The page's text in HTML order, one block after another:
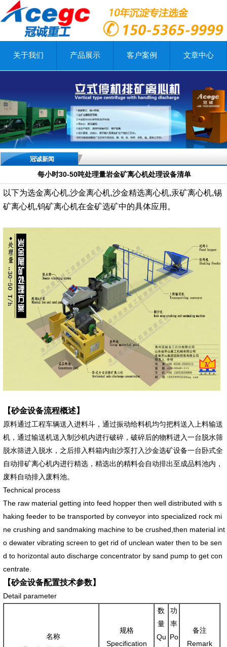
关于我们 产品展示 客户案例 文章中心
冠诚新闻
每小时30-50吨处理量岩金矿离心机处理设备清单
以下为选金离心机,沙金离心机,沙金精选离心机,汞矿离心机,锡
矿离心机,钨矿离心机在金矿选矿中的具体应用。
【砂金设备流程概述】
原料通过工程车辆送入进料斗，通过振动给料机均匀把料送入上料输送
机，通过输送机送入制沙机内进行破碎，破碎后的物料进入一台脱水筛
脱水筛进入脱水，之后排入料箱内由沙泵打入沙金选矿设备一台卧式全
自动排矿离心机内进行精选，精选出的精料会自动排出至成品料池内，
废料自动排入废料池。
Technical process
The raw material getting into feed hopper then well distributed with s
haking feeder to be transported by conveyor into specialized rock mi
ne crushing and sandmaking machine to be crushed,then material int
o dewater vibrating screen to get rid of unclean water then to be sen
d to horizontal auto discharge concentrator by sand pump to get con
centrate.
【砂金设备配置技术参数】
Detail parameter
名称
规格
Specification
数
量
Qu
功
率
Po
备注
Remark